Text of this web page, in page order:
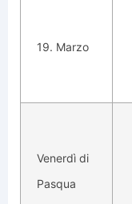
19. Marzo
Venerdì di
Pasqua